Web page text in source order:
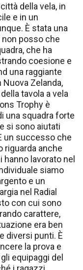
della vela, in
e in un
È stata una
posso che
che ha
coesione e
una raggiante
Zelanda,
tavola a vela
Trophy è
una squadra forte
si sono aiutati
un successo che
riguarda anche
lavorato nel
siamo
e un
nel Radial
con cui sono
carattere,
era ben
diversi punti. È
la prova e
equipaggi del